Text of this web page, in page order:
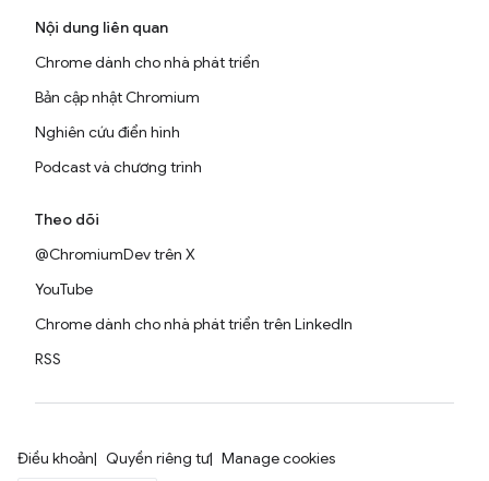
Nội dung liên quan
Chrome dành cho nhà phát triển
Bản cập nhật Chromium
Nghiên cứu điển hình
Podcast và chương trình
Theo dõi
@ChromiumDev trên X
YouTube
Chrome dành cho nhà phát triển trên LinkedIn
RSS
Điều khoản Quyền riêng tư Manage cookies